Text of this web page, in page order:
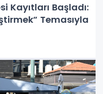
Kayıtları Başladı:
Temasıyla